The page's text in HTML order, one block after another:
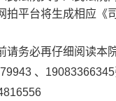
拍平台将生成相应《
请务必再仔细阅读本
、